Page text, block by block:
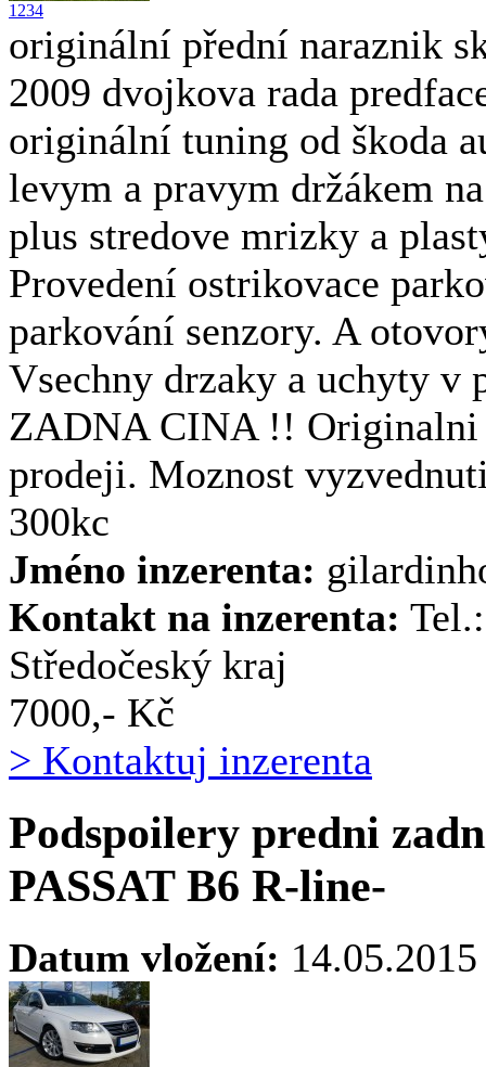
1 234
originální přední naraznik
2009 dvojkova rada
originální tuning od škoda
levym a pravym držákem
plus stredove mrizky a
Provedení ostrikovace
parkování senzory. A
Vsechny drzaky a uchyty v
ZADNA CINA !! Originalni
prodeji. Moznost
300kc
Jméno inzerenta:
Kontakt na inzerenta:
Středočeský kraj
7000,- Kč
> Kontaktuj inzerenta
Podspoilery predni
PASSAT B6 R-line-
Datum vložení: